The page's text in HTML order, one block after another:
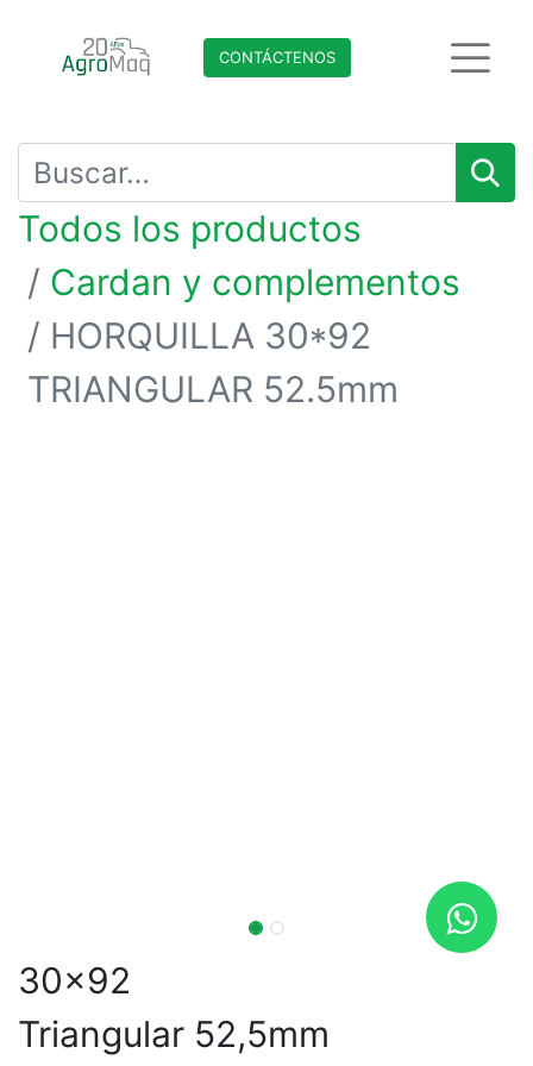
CONTÁCTENO​​​​S
Todos los productos
Cardan y complementos
HORQUILLA 30*92
TRIANGULAR 52.5mm
30x92
Triangular 52,5mm